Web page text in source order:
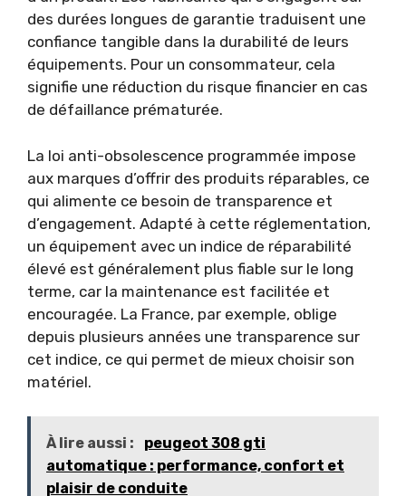
des durées longues de garantie traduisent une
confiance tangible dans la durabilité de leurs
équipements. Pour un consommateur, cela
signifie une réduction du risque financier en cas
de défaillance prématurée.
La loi anti-obsolescence programmée impose
aux marques d’offrir des produits réparables, ce
qui alimente ce besoin de transparence et
d’engagement. Adapté à cette réglementation,
un équipement avec un indice de réparabilité
élevé est généralement plus fiable sur le long
terme, car la maintenance est facilitée et
encouragée. La France, par exemple, oblige
depuis plusieurs années une transparence sur
cet indice, ce qui permet de mieux choisir son
matériel.
À lire aussi :
peugeot 308 gti
automatique : performance, confort et
plaisir de conduite